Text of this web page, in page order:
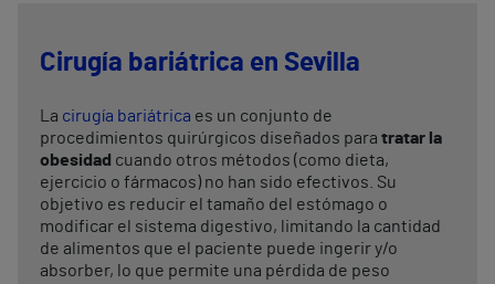
Cirugía bariátrica en Sevilla
La cirugía bariátrica es un conjunto de
procedimientos quirúrgicos diseñados para tratar la
obesidad cuando otros métodos (como dieta,
ejercicio o fármacos) no han sido efectivos. Su
objetivo es reducir el tamaño del estómago o
modificar el sistema digestivo, limitando la cantidad
de alimentos que el paciente puede ingerir y/o
absorber, lo que permite una pérdida de peso